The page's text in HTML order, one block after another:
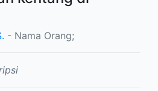
- Nama Orang;